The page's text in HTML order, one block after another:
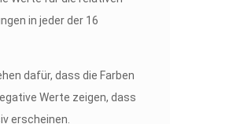
in jeder der 16
dafür, dass die Farben
Werte zeigen, dass
erscheinen.